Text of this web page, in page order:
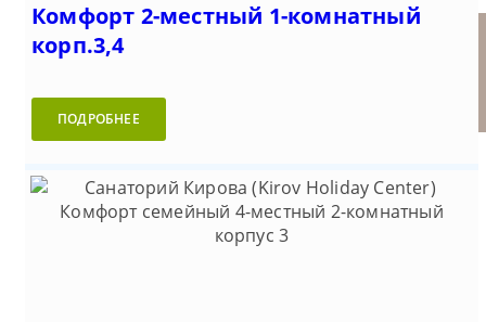
Санаторий Кирова (Kirov
Holiday Center) (Ялта)
Семейный 2-местный 2-
комнатный
Престиж 3-местный 2-
комнатный корп.5
Престиж 2-местный 1-
комнатный корп.3,4
Престиж 5-местный 3-
комнатный корп.5
Комфорт 2-местный 1-комнатный
корп.3,4
ПОДРОБНЕЕ